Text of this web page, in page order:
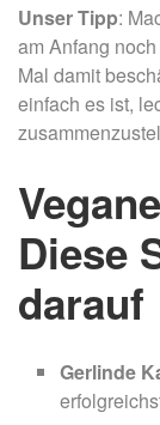
Unser Tipp:
am Anfang
Mal damit
einfach es ist,
Diese
darauf
Gerlinde